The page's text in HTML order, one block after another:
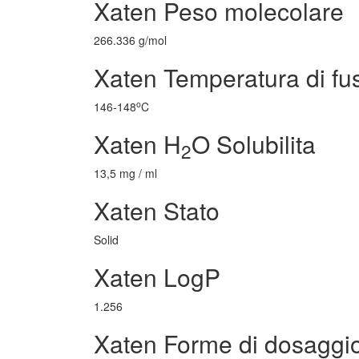
Xaten Peso molecolare
266.336 g/mol
Xaten Temperatura di
146-148oC
Xaten H2O Solubilita
13,5 mg / ml
Xaten Stato
Solid
Xaten LogP
1.256
Xaten Forme di